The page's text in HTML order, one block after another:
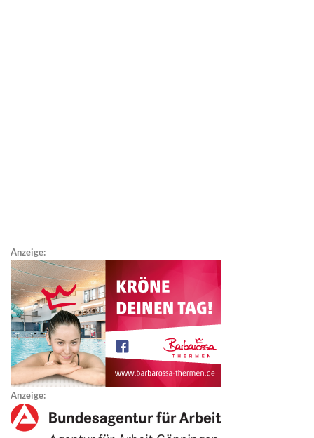
Anzeige:
Anzeige: